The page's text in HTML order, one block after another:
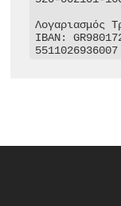
Λογαριασμός
IBAN:
5511026936007